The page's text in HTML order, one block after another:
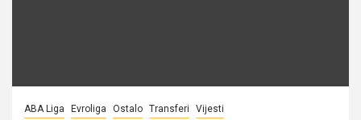
ABA Liga Evroliga Ostalo Transferi Vijesti